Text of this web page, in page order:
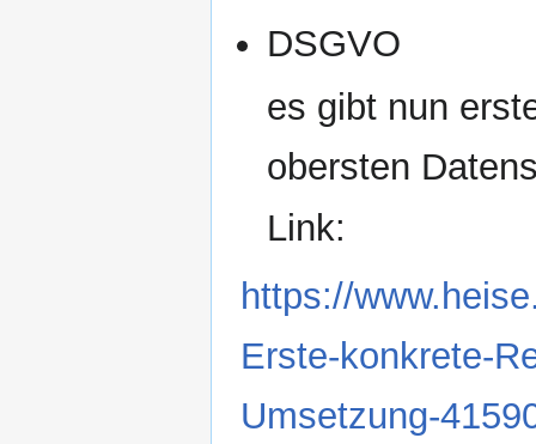
DSGVO
es gibt nun
obersten
Link:
https://
Erste-konkrete-
Umsetzung-